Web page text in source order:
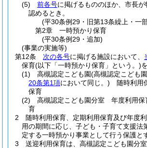
(5)
前各号に掲げるもののほか、市長が
認めるとき。
(平30条例29・旧第13条繰上・一
第2章
一時預かり保育
(平30条例29・追加)
(事業の実施等)
第12条
次の各号に掲げる施設において、
保育(以下「一時預かり保育」という。)
(1)
高槻認定こども園(高槻認定こども
20条第1項において同じ。) 随時利用
保育
(2)
高槻認定こども園分室 年度利用保
育
2
随時利用保育、定期利用保育及び年度
用の期間に応じ、子ども・子育て支援法
定する一時預かり事業として行う保護と
3
送迎利用保育は、高槻認定こども園分